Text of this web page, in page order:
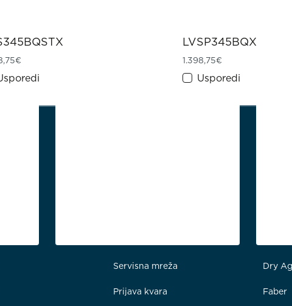
€
LVSP345BQX
1.398,75€
Usporedi
Servisna mreža
Prijava kvara
Dry
Faber